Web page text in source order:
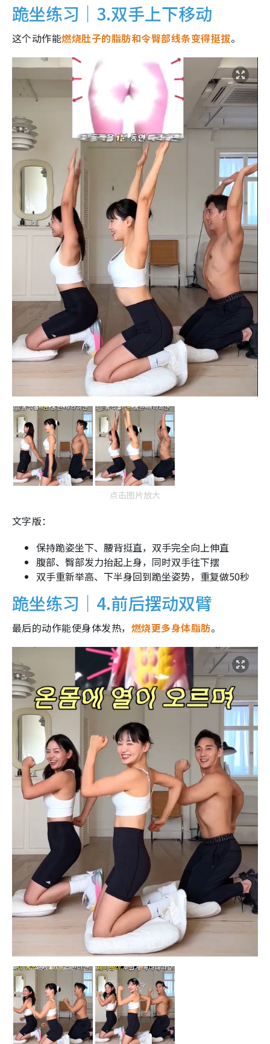
跪坐练习｜3.双手上下移动
这个动作能燃烧肚子的脂肪和令臀部线条变得挺拔。
点击图片放大
文字版：
保持跪姿坐下、腰背挺直，双手完全向上伸直
腹部、臀部发力抬起上身，同时双手往下摆
双手重新举高、下半身回到跪坐姿势，重复做50秒
跪坐练习｜4.前后摆动双臂
最后的动作能使身体发热， 燃烧更多身体脂肪。